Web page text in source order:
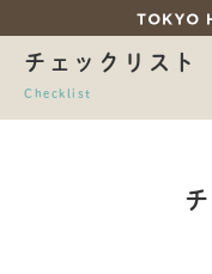
チェックリスト
Checklist